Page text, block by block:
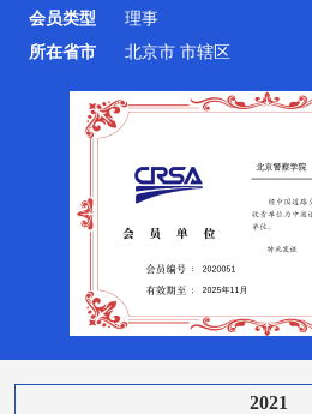
会员类型
理事
所在省市
北京市 市辖区
2021